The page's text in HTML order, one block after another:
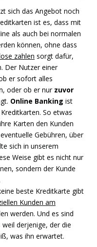
sich das Angebot noch
ist es, dass mit
als auch bei normalen
können, ohne dass
zahlen sorgt dafür,
Der Nutzer einer
er sofort alles
oder ob er nur zuvor
Online Banking ist
So etwas
Karten den Kunden
Gebühren, über
sich in unserem
Weise gibt es nicht nur
sondern der Kunde
beste Kreditkarte gibt
Kunden am
werden. Und es sind
derjenige, der die
was ihn erwartet.